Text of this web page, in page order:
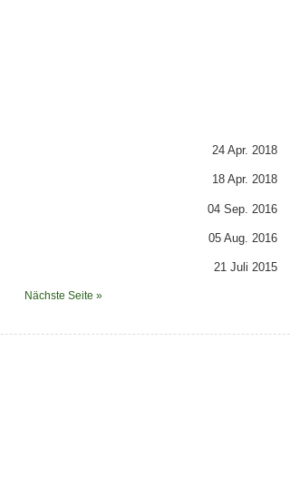
24 Apr. 2018
18 Apr. 2018
04 Sep. 2016
05 Aug. 2016
21 Juli 2015
Nächste Seite »